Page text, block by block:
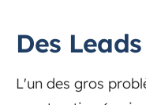
Des
L'un des gros